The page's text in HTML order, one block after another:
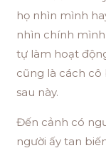
họ nhìn mình
nhìn chính
tự làm hoạt
cũng là cách cô
sau này.
Đến cảnh có
người ấy tan